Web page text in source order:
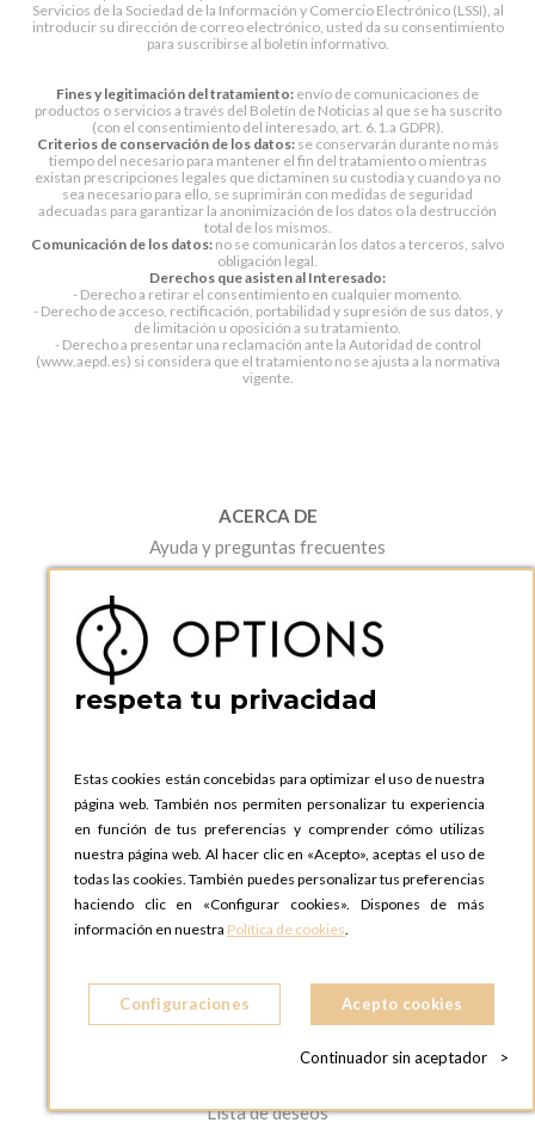
Servicios de la Sociedad de la Información y Comercio Electrónico (LSSI), al
introducir su dirección de correo electrónico, usted da su consentimiento
para suscribirse al boletín informativo.
Fines y legitimación del tratamiento: envío de comunicaciones de
productos o servicios a través del Boletín de Noticias al que se ha suscrito
(con el consentimiento del interesado, art. 6.1.a GDPR).
Criterios de conservación de los datos:se conservarán durante no más
tiempo del necesario para mantener el fin del tratamiento o mientras
existan prescripciones legales que dictaminen su custodia y cuando ya no
sea necesario para ello, se suprimirán con medidas de seguridad
adecuadas para garantizar la anonimización de los datos o la destrucción
total de los mismos.
Comunicación de los datos: no se comunicarán los datos a terceros, salvo
obligación legal.
Derechos que asisten al Interesado:
- Derecho a retirar el consentimiento en cualquier momento.
- Derecho de acceso, rectificación, portabilidad y supresión de sus datos, y
de limitación u oposición a su tratamiento.
- Derecho a presentar una reclamación ante la Autoridad de control
(www.aepd.es) si considera que el tratamiento no se ajusta a la normativa
vigente.
ACERCA DE
Ayuda y preguntas frecuentes
Mapa web
CGV
Política de privacidad Redes
LA EMPRESA
La empresa Options
Dónde encontrarnos
Recursos Humanos
Las ofertas de trabajo
Desarrollo Sostenible
Vídeos
MI CUENTA
Lista de deseos
respeta tu privacidad
Estas cookies están concebidas para optimizar el uso de nuestra
página web. También nos permiten personalizar tu experiencia
en función de tus preferencias y comprender cómo utilizas
nuestra página web. Al hacer clic en «Acepto», aceptas el uso de
todas las cookies. También puedes personalizar tus preferencias
haciendo clic en «Configurar cookies». Dispones de más
información en nuestra Política de cookies.
Configuraciones Acepto cookies
Continuador sin aceptador >